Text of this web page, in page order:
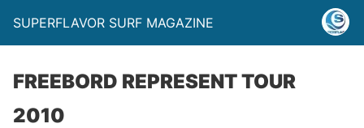
SUPERFLAVOR SURF MAGAZINE
FREEBORD REPRESENT TOUR
2010